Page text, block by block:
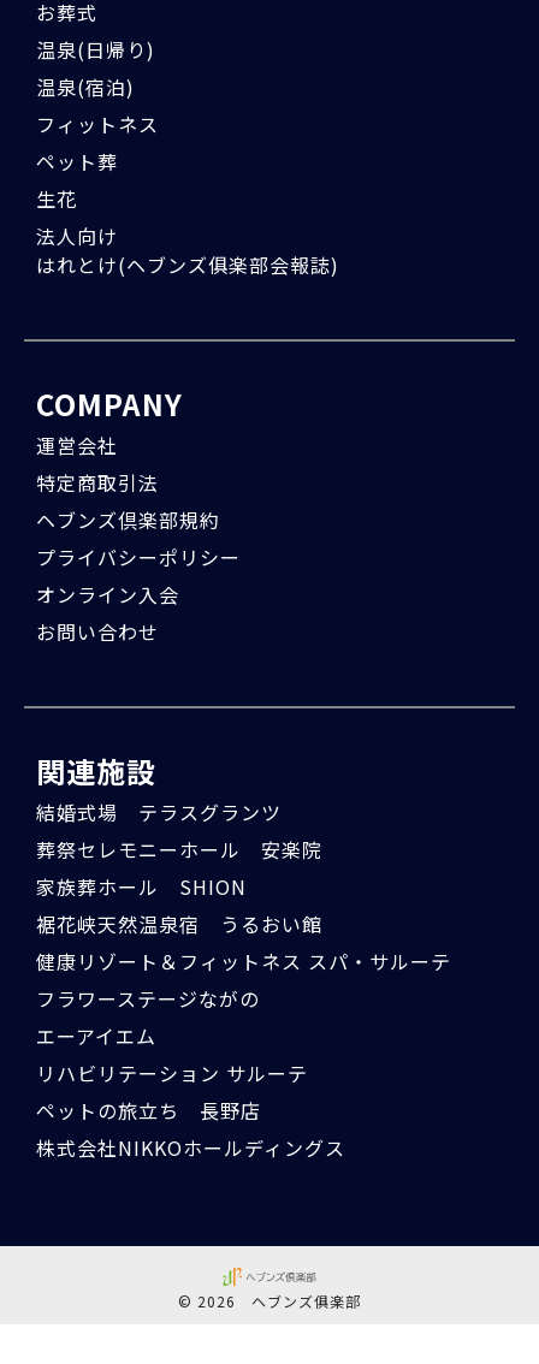
お葬式
温泉(日帰り)
温泉(宿泊)
フィットネス
ペット葬
生花
法人向け
はれとけ(ヘブンズ俱楽部会報誌)
COMPANY
運営会社
特定商取引法
ヘブンズ倶楽部規約
プライバシーポリシー
オンライン入会
お問い合わせ
関連施設
結婚式場 テラスグランツ
葬祭セレモニーホール 安楽院
家族葬ホール SHION
裾花峡天然温泉宿 うるおい館
健康リゾート＆フィットネス スパ・サルーテ
フラワーステージながの
エーアイエム
リハビリテーション サルーテ
ペットの旅立ち 長野店
株式会社NIKKOホールディングス
© 2026 ヘブンズ俱楽部